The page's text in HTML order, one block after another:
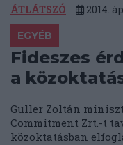
ÁTLÁTSZÓ 2014.
EGYÉB
Fideszes
a
Guller Zoltán
Commitment Zrt.-t
közoktatásban